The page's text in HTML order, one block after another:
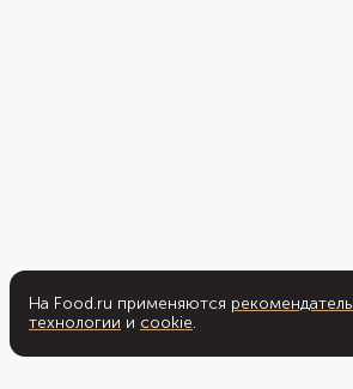
На Food.ru применяются
технологии и cookie.